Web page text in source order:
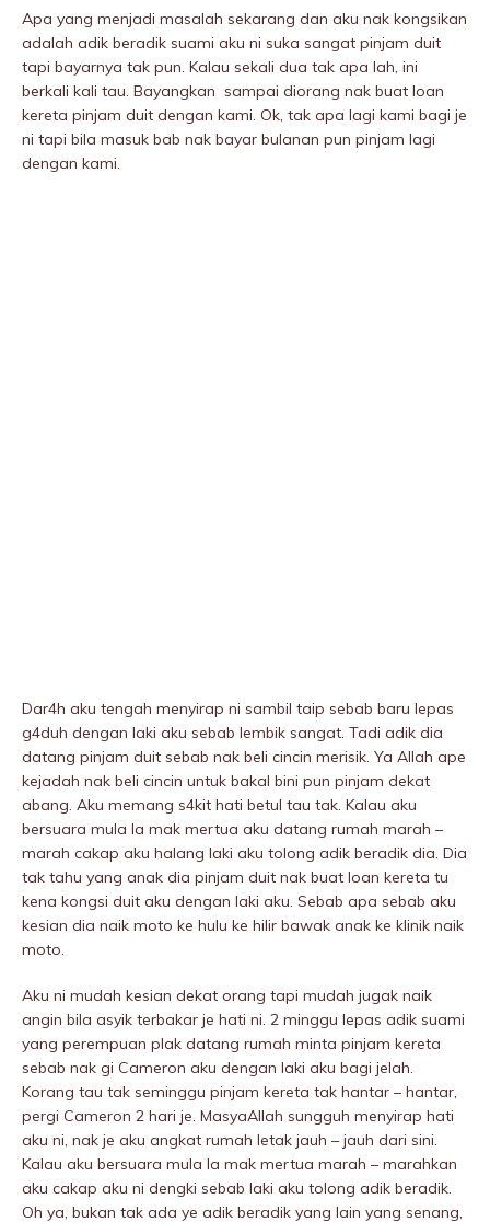
Apa yang menjadi masalah sekarang dan aku nak kongsikan
adalah adik beradik suami aku ni suka sangat pinjam duit
tapi bayarnya tak pun. Kalau sekali dua tak apa lah, ini
berkali kali tau. Bayangkan sampai diorang nak buat loan
kereta pinjam duit dengan kami. Ok, tak apa lagi kami bagi je
ni tapi bila masuk bab nak bayar bulanan pun pinjam lagi
dengan kami.
Dar4h aku tengah menyirap ni sambil taip sebab baru lepas
g4duh dengan laki aku sebab Iembik sangat. Tadi adik dia
datang pinjam duit sebab nak beli cincin merisik. Ya Allah ape
kejadah nak beli cincin untuk bakal bini pun pinjam dekat
abang. Aku memang s4kit hati betul tau tak. Kalau aku
bersuara mula la mak mertua aku datang rumah marah –
marah cakap aku halang laki aku tolong adik beradik dia. Dia
tak tahu yang anak dia pinjam duit nak buat loan kereta tu
kena kongsi duit aku dengan laki aku. Sebab apa sebab aku
kesian dia naik moto ke hulu ke hilir bawak anak ke klinik naik
moto.
Aku ni mudah kesian dekat orang tapi mudah jugak naik
angin bila asyik terbakar je hati ni. 2 minggu lepas adik suami
yang perempuan plak datang rumah minta pinjam kereta
sebab nak gi Cameron aku dengan laki aku bagi jelah.
Korang tau tak seminggu pinjam kereta tak hantar – hantar,
pergi Cameron 2 hari je. MasyaAllah sungguh menyirap hati
aku ni, nak je aku angkat rumah letak jauh – jauh dari sini.
Kalau aku bersuara mula la mak mertua marah – marahkan
aku cakap aku ni dengki sebab laki aku tolong adik beradik.
Oh ya, bukan tak ada ye adik beradik yang lain yang senang,